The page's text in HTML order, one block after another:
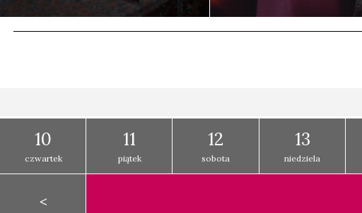
10
czwartek
11
piątek
12
sobota
13
niedziela
<